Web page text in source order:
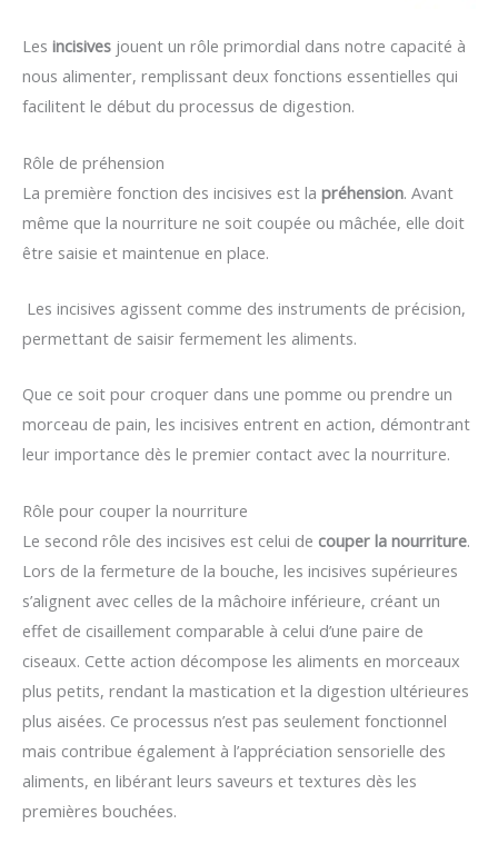
Les incisives jouent un rôle primordial dans notre capacité à
nous alimenter, remplissant deux fonctions essentielles qui
facilitent le début du processus de digestion.
Rôle de préhension
La première fonction des incisives est la préhension. Avant
même que la nourriture ne soit coupée ou mâchée, elle doit
être saisie et maintenue en place.
Les incisives agissent comme des instruments de précision,
permettant de saisir fermement les aliments.
Que ce soit pour croquer dans une pomme ou prendre un
morceau de pain, les incisives entrent en action, démontrant
leur importance dès le premier contact avec la nourriture.
Rôle pour couper la nourriture
Le second rôle des incisives est celui de couper la nourriture.
Lors de la fermeture de la bouche, les incisives supérieures
s’alignent avec celles de la mâchoire inférieure, créant un
effet de cisaillement comparable à celui d’une paire de
ciseaux. Cette action décompose les aliments en morceaux
plus petits, rendant la mastication et la digestion ultérieures
plus aisées. Ce processus n’est pas seulement fonctionnel
mais contribue également à l’appréciation sensorielle des
aliments, en libérant leurs saveurs et textures dès les
premières bouchées.